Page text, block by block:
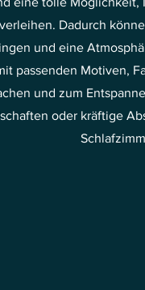
Dadurch
und eine
passenden Motiven,
und zum
oder kräftige